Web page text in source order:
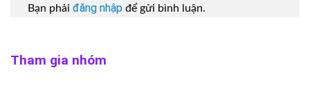
Bạn phải đăng nhập để gửi bình luận.
Tham gia nhóm